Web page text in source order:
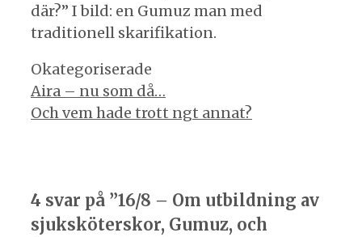
där?” I bild: en Gumuz man med
traditionell skarifikation.
Kategorier
Okategoriserade
Inläggsnavigering
Aira – nu som då…
Och vem hade trott ngt annat?
4 svar på ”16/8 – Om utbildning av
sjuksköterskor, Gumuz, och